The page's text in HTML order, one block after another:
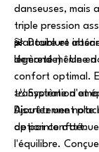
danseuses, mais
triple pression
plantaire et
légèreté même
💫 Doublure
demande) : Une
confort optimal.
transpiration et
Ajoutez une note
option confort.
🦶 Système
Discrètement
de pointe
l'équilibre.